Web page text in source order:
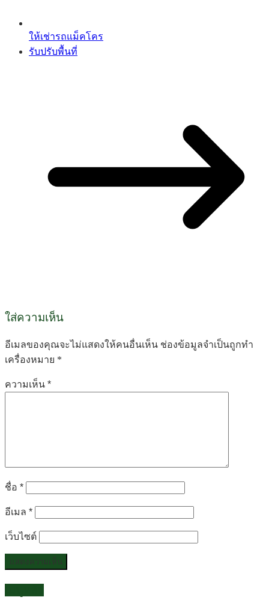
ให้เช่ารถแม็คโคร
รับปรับพื้นที่
ใส่ความเห็น
อีเมลของคุณจะไม่แสดงให้คนอื่นเห็น ช่องข้อมูลจำเป็นถูกทำ
เครื่องหมาย *
ความเห็น *
ชื่อ *
อีเมล *
เว็บไซต์